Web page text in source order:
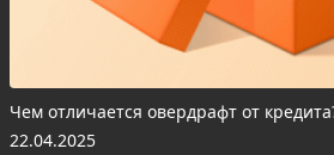
Чем отличается овердрафт от
22.04.2025